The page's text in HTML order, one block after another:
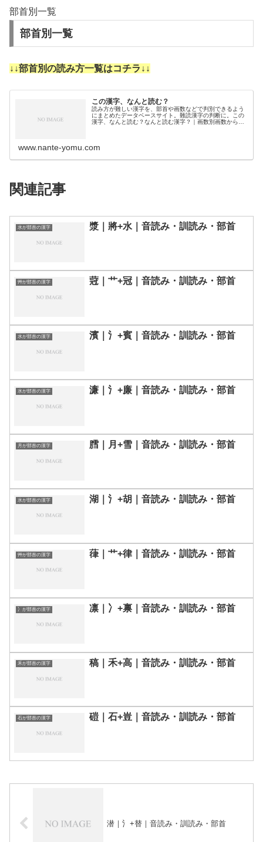
部首別一覧
部首別一覧
↓↓部首別の読み方一覧はコチラ↓↓
この漢字、なんと読む？
読み方が難しい漢字を、部首や画数などで判別できるよう
にまとめたデータベースサイト。難読漢字の判断に。この
漢字、なんと読む？なんと読む漢字？｜画数別画数から漢
www.nante-yomu.com
関連記事
水が部首の漢字 漿｜將+水｜音読み・訓読み・部首
艸が部首の漢字 蒄｜艹+冠｜音読み・訓読み・部首
水が部首の漢字 濱｜氵+賓｜音読み・訓読み・部首
水が部首の漢字 濂｜氵+廉｜音読み・訓読み・部首
月が部首の漢字 膤｜月+雪｜音読み・訓読み・部首
水が部首の漢字 湖｜氵+胡｜音読み・訓読み・部首
艸が部首の漢字 葎｜艹+律｜音読み・訓読み・部首
冫が部首の漢字 凛｜冫+禀｜音読み・訓読み・部首
禾が部首の漢字 稿｜禾+高｜音読み・訓読み・部首
石が部首の漢字 磑｜石+豈｜音読み・訓読み・部首
潜｜氵+替｜音読み・訓読み・部首